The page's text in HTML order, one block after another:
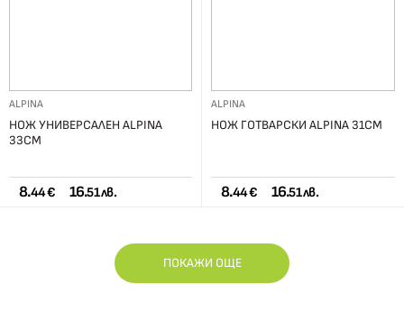
ALPINA
НОЖ УНИВЕРСАЛЕН ALPINA
33СМ
8.44 € 16.51 лв.
ALPINA
НОЖ ГОТВАРСКИ ALPINA 31СМ
8.44 € 16.51 лв.
ПОКАЖИ ОЩЕ